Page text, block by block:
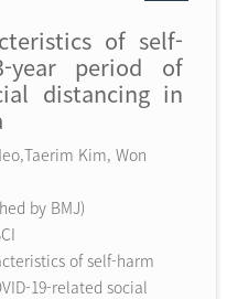
of self-
year period of
distancing in
Kim, Won
by BMJ)
of self-harm
19-related social